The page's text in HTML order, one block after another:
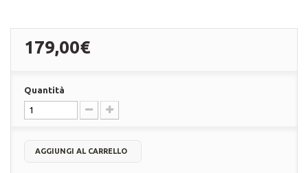
179,00€
Quantità
AGGIUNGI AL CARRELLO